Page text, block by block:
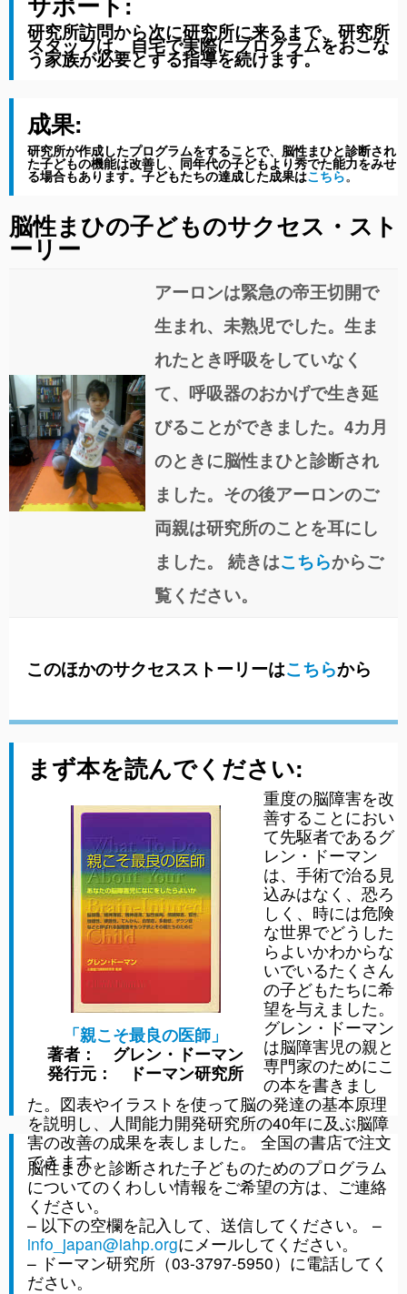
研究所訪問から次に研究所に来るまで、研究所
スタッフは、自宅で実際にプログラムをおこな
う家族が必要とする指導を続けます。
成果:
研究所が作成したプログラムをすることで、脳性まひと診断され
た子どもの機能は改善し、同年代の子どもより秀でた能力をみせ
る場合もあります。子どもたちの達成した成果はこちら。
脳性まひの子どものサクセス・スト
ーリー
アーロンは緊急の帝王切開で
生まれ、未熟児でした。生ま
れたとき呼吸をしていなく
て、呼吸器のおかげで生き延
びることができました。4カ月
のときに脳性まひと診断され
ました。その後アーロンのご
両親は研究所のことを耳にし
ました。 続きはこちらからご
覧ください。
このほかのサクセスストーリーはこちらから
まず本を読んでください:
「親こそ最良の医師」
著者： グレン・ドーマン
発行元： ドーマン研究所
重度の脳障害を改
善することにおい
て先駆者であるグ
レン・ドーマン
は、手術で治る見
込みはなく、恐ろ
しく、時には危険
な世界でどうした
らよいかわからな
いでいるたくさん
の子どもたちに希
望を与えました。
グレン・ドーマン
は脳障害児の親と
専門家のためにこ
の本を書きまし
た。図表やイラストを使って脳の発達の基本原理
を説明し、人間能力開発研究所の40年に及ぶ脳障
害の改善の成果を表しました。 全国の書店で注文
できます。
脳性まひと診断された子どものためのプログラム
についてのくわしい情報をご希望の方は、ご連絡
ください。
– 以下の空欄を記入して、送信してください。 –
info_japan@iahp.orgにメールしてください。
– ドーマン研究所（03-3797-5950）に電話してく
ださい。